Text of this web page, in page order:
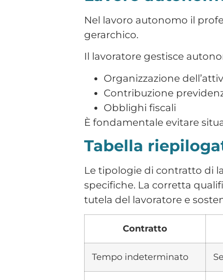
Semplifica
con JUNO
azienda.
Ti guideremo attraverso
digitalizzare presenze,